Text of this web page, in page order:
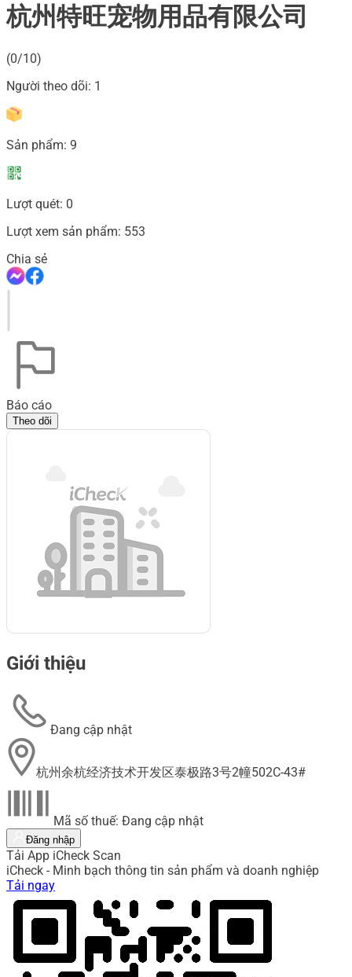
杭州特旺宠物用品有限公司
(0/10)
Người theo dõi: 1
Sản phẩm: 9
Lượt quét: 0
Lượt xem sản phẩm: 553
Chia sẻ
Báo cáo
Theo dõi
Giới thiệu
Đang cập nhật
杭州余杭经济技术开发区泰极路3号2幢502C-43#
Mã số thuế: Đang cập nhật
Đăng nhập
Tải App iCheck Scan
iCheck - Minh bạch thông tin sản phẩm và doanh nghiệp
Tải ngay